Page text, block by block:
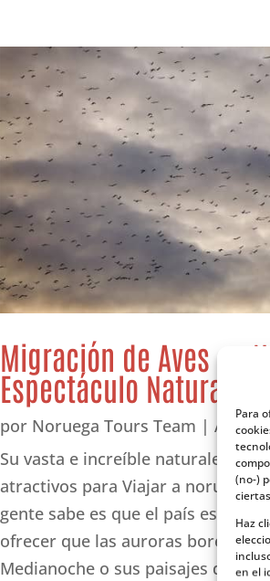
Para
(no-)
Haz
en el
Migración de Aves en
Espectáculo Natural
por Noruega Tours Team |
Su vasta e increíble naturaleza es
atractivos para Viajar a noruega.
gente sabe es que el país
ofrecer que las auroras boreales,
Medianoche o sus paisajes de